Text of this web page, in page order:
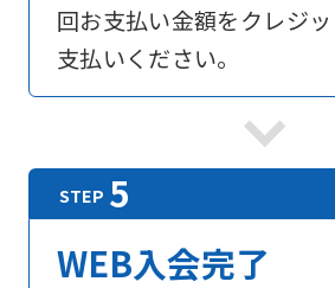
回お支払い金額をクレジ
支払いください。
WEB入会完了
For